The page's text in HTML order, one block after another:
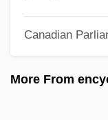
Canadian
More From
Loudon, Dorothy
Loudon's Hollow